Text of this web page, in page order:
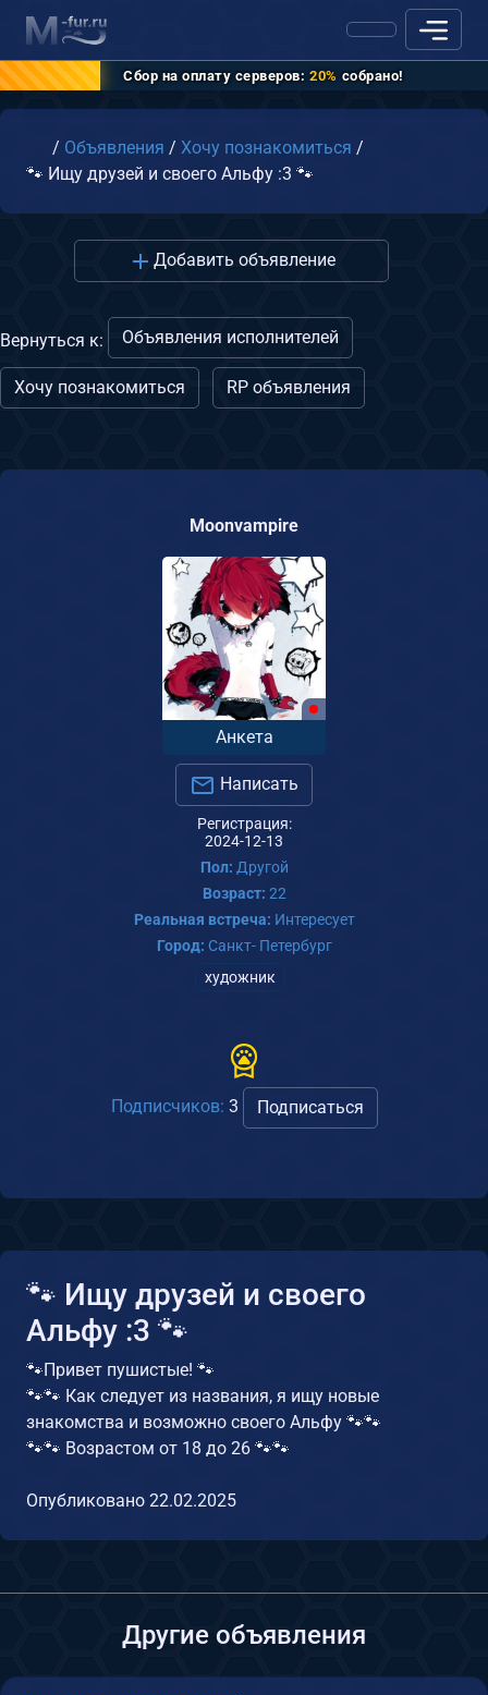
Сбор на оплату серверов: 20% собрано!
Главная
/ Объявления / Хочу познакомиться /
🐾 Ищу друзей и своего Альфу :3 🐾
Добавить объявление
Вернуться к: Объявления исполнителей
Хочу познакомиться RP объявления
Moonvampire
Анкета
Написать
Регистрация:
2024-12-13
Пол: Другой
Возраст: 22
Реальная встреча: Интересует
Город: Санкт- Петербург
художник
Подписчиков: 3 Подписаться
🐾 Ищу друзей и своего
Альфу :3 🐾
🐾Привет пушистые! 🐾
🐾🐾 Как следует из названия, я ищу новые
знакомства и возможно своего Альфу 🐾🐾
🐾🐾 Возрастом от 18 до 26 🐾🐾
Опубликовано 22.02.2025
Другие объявления